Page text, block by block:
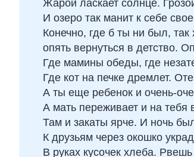
Жарой ласкает солнце.
И озеро так манит к себе
Конечно, где б ты ни был, так
опять вернуться в детство.
Где мамины обеды, где
Где кот на печке дремлет.
А ты еще ребенок и очень-
А мать переживает и на тебя
Там и закаты ярче. И ночь
К друзьям через окошко
В руках кусочек хлеба.